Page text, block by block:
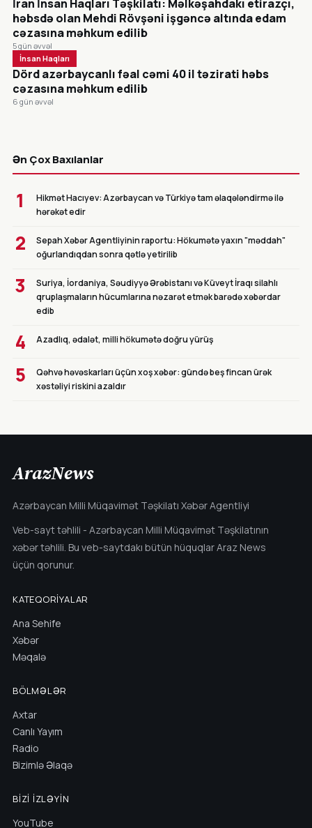
İran İnsan Haqları Təşkilatı: Məlkəşahdakı etirazçı,
həbsdə olan Mehdi Rövşəni işgəncə altında edam
cəzasına məhkum edilib
5 gün əvvəl
İnsan Haqları
Dörd azərbaycanlı fəal cəmi 40 il təzirati həbs
cəzasına məhkum edilib
6 gün əvvəl
Ən Çox Baxılanlar
1
Hikmət Hacıyev: Azərbaycan və Türkiyə tam əlaqələndirmə ilə
hərəkət edir
2
Sepah Xəbər Agentliyinin raportu: Hökumətə yaxın "məddah"
oğurlandıqdan sonra qətlə yetirilib
3
Suriya, İordaniya, Səudiyyə Ərəbistanı və Küveyt İraqı silahlı
qruplaşmaların hücumlarına nəzarət etmək barədə xəbərdar
edib
4 Azadlıq, ədalət, milli hökumətə doğru yürüş
5
Qəhvə həvəskarları üçün xoş xəbər: gündə beş fincan ürək
xəstəliyi riskini azaldır
ArazNews
Azərbaycan Milli Müqavimət Təşkilatı Xəbər Agentliyi
Veb-sayt təhlili - Azərbaycan Milli Müqavimət Təşkilatının
xəbər təhlili. Bu veb-saytdakı bütün hüquqlar Araz News
üçün qorunur.
KATEQORIYALAR
Ana Sehife
Xəbər
Məqalə
BÖLMƏLƏR
Axtar
Canlı Yayım
Radio
Bizimlə Əlaqə
BIZI İZLƏYIN
YouTube